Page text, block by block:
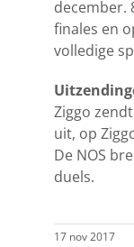
december.
finales en
volledige
Ziggo
uit, op
De NOS
duels.
17 nov 2017